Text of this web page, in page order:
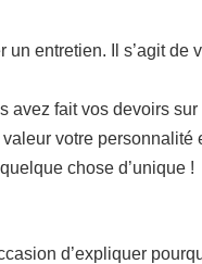
entretien. Il s’agit
fait vos devoirs
votre
chose d’unique !
d’expliquer